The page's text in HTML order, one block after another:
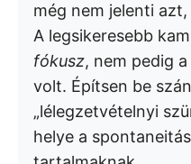
még nem jelenti
A legsikeresebb
fókusz, nem pedig a
volt. Építsen be
„lélegzetvételnyi
helye a